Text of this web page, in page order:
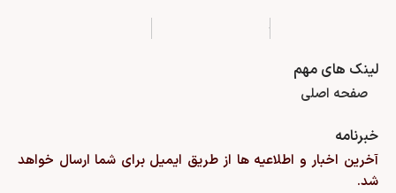
لینک های مهم
صفحه اصلی
خبرنامه
آخرین اخبار و اطلاعیه ها از طریق ایمیل برای شما ارسال خواهد
شد.